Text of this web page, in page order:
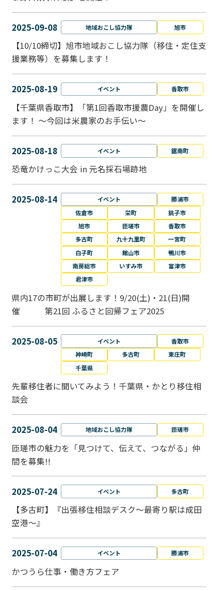
2025-09-08 地域おこし協力隊 旭市
【10/10締切】旭市地域おこし協力隊（移住・定住支
援業務等）を募集します！
2025-08-19 イベント 香取市
【千葉県香取市】「第1回香取市援農Day」を開催し
ます！ ～今回は米農家のお手伝い～
2025-08-18 イベント 鋸南町
恐竜かけっこ大会 in 元名採石場跡地
2025-08-14 イベント
勝浦市
佐倉市
栄町
銚子市
旭市
匝瑳市
香取市
多古町
九十九里町
一宮町
白子町
館山市
鴨川市
南房総市
いすみ市
富津市
君津市
県内17の市町が出展します！9/20(土)・21(日)開
催 第21回 ふるさと回帰フェア2025
2025-08-05 イベント
香取市
神崎町
多古町
東庄町
千葉県
先輩移住者に聞いてみよう！千葉県・かとり移住相
談会
2025-08-04 地域おこし協力隊 匝瑳市
匝瑳市の魅力を「見つけて、伝えて、つながる」仲
間を募集!!
2025-07-24 イベント 多古町
【多古町】『出張移住相談デスク～最寄り駅は成田
空港～』
2025-07-04 イベント 勝浦市
かつうら仕事・働き方フェア